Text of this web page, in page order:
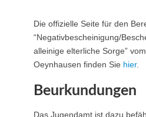
Die offizielle Seite für den
“Negativbescheinigung/
alleinige elterliche Sorge”
Oeynhausen finden Sie hier.
Beurkundungen
Das Jugendamt ist dazu